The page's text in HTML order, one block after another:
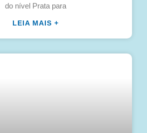
do nível Prata para
LEIA MAIS +